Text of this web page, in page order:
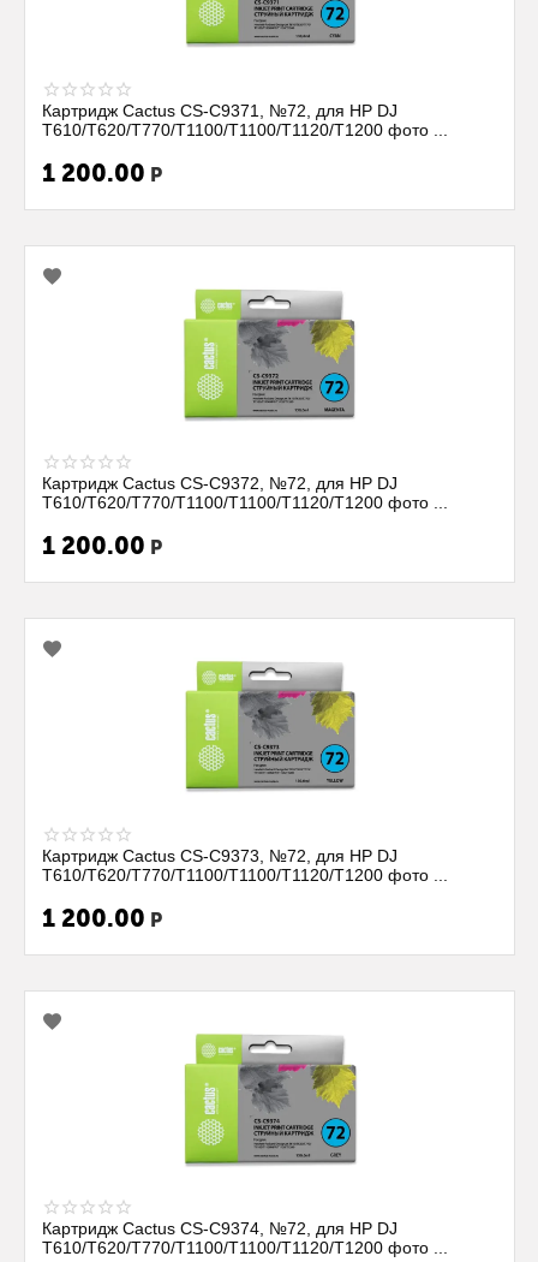
Картридж Cactus CS-C9371, №72, для HP DJ
T610/T620/T770/T1100/T1100/T1120/T1200 фото ...
1 200.00 Р
Картридж Cactus CS-C9372, №72, для HP DJ
T610/T620/T770/T1100/T1100/T1120/T1200 фото ...
1 200.00 Р
Картридж Cactus CS-C9373, №72, для HP DJ
T610/T620/T770/T1100/T1100/T1120/T1200 фото ...
1 200.00 Р
Картридж Cactus CS-C9374, №72, для HP DJ
T610/T620/T770/T1100/T1100/T1120/T1200 фото ...